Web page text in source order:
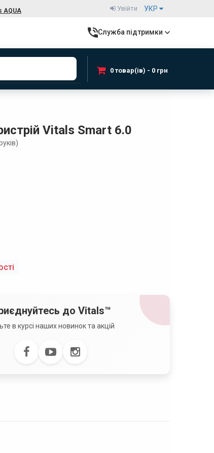
AQUA УКР
Увійти
Служба підтримки
0 товар(ів) - 0 грн
Vitals Smart 6.0
до Vitals™
в курсі наших новинок та акцій